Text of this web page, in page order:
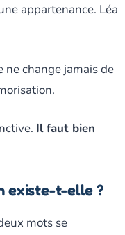
appartenance. Léa
ne change jamais de
Il faut bien
existe-t-elle ?
mots se